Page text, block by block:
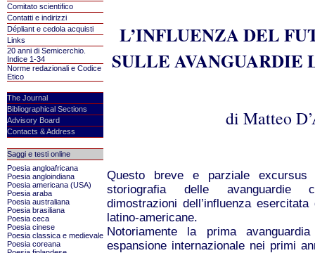
Comitato scientifico
Contatti e indirizzi
Dépliant e cedola acquisti
Links
20 anni di Semicerchio.
Indice 1-34
Norme redazionali e Codice
Etico
The Journal
Bibliographical Sections
Advisory Board
Contacts & Address
Saggi e testi online
Poesia angloafricana
Poesia angloindiana
Poesia americana (USA)
Poesia araba
Poesia australiana
Poesia brasiliana
Poesia ceca
Poesia cinese
Poesia classica e medievale
Poesia coreana
L’INFLUENZA DEL
SULLE
di Matteo
Questo breve e parziale
storiografia delle avanguardie
dimostrazioni dell’influenza
latino-americane.
Notoriamente la prima
espansione internazionale nei primi